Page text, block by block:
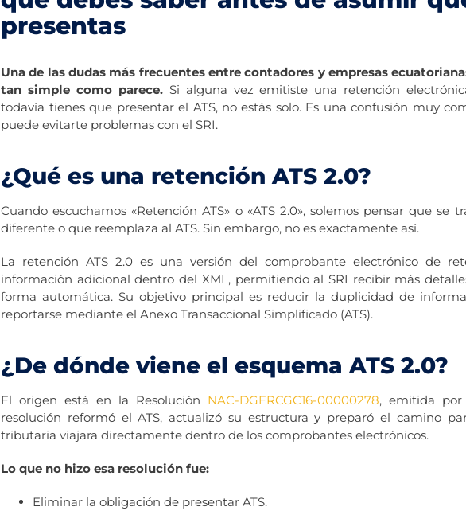
presentas
Una de las dudas más frecuentes entre contadores y empresas
tan simple como parece. Si alguna vez emitiste una retención
todavía tienes que presentar el ATS, no estás solo. Es una confusión muy
puede evitarte problemas con el SRI.
¿Qué es una retención ATS 2.0?
Cuando escuchamos «Retención ATS» o «ATS 2.0», solemos pensar que se
diferente o que reemplaza al ATS. Sin embargo, no es exactamente así.
La retención ATS 2.0 es una versión del comprobante electrónico de
información adicional dentro del XML, permitiendo al SRI recibir más
forma automática. Su objetivo principal es reducir la duplicidad de
reportarse mediante el Anexo Transaccional Simplificado (ATS).
¿De dónde viene el esquema ATS 2.0?
El origen está en la Resolución NAC-DGERCGC16-00000278, emitida por
resolución reformó el ATS, actualizó su estructura y preparó el camino
tributaria viajara directamente dentro de los comprobantes electrónicos.
Lo que no hizo esa resolución fue:
Eliminar la obligación de presentar ATS.